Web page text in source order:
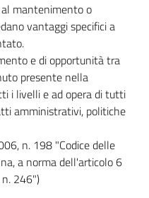
mantenimento o
vantaggi specifici a
e di opportunità tra
presente nella
i livelli e ad opera di tutti
amministrativi, politiche
n. 198 "Codice delle
a norma dell'articolo 6
246")